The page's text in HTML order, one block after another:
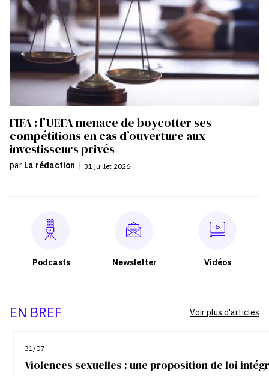
FIFA : l’UEFA menace de boycotter ses
compétitions en cas d’ouverture aux
investisseurs privés
par La rédaction 31 juillet 2026
Podcasts Newsletter Vidéos
EN BREF
31/07
Violences sexuelles : une proposition de loi
Voir plus d'articles